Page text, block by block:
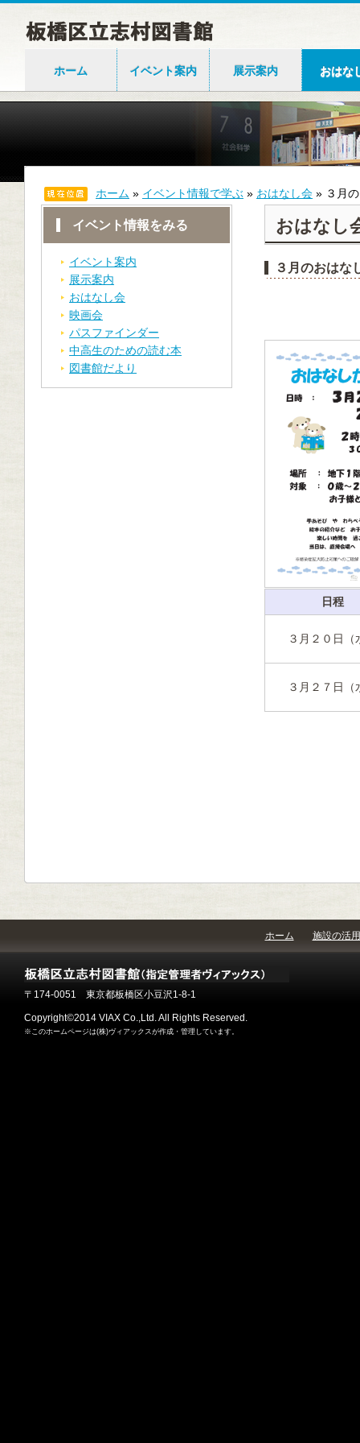
ホーム イベント案内 展示案内 おはな
ホーム » イベント情報で学ぶ » おはなし会 » ３月
イベント情報をみる
イベント案内
展示案内
おはなし会
映画会
パスファインダー
中高生のための読む本
図書館だより
おはなし
３月のおはな
日程
３月２０日（
３月２７日（
ホーム 施設の活用
〒174-0051 東京都板橋区小豆沢1-8-1
Copyright©2014 VIAX Co.,Ltd. All Rights Reserved.
※このホームページは(株)ヴィアックスが作成・管理しています。